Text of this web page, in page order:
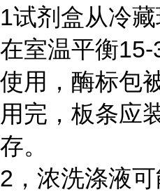
1试剂盒从冷
在室温平衡
使用，酶标包
用完，板条应
存。
2，浓洗涤液